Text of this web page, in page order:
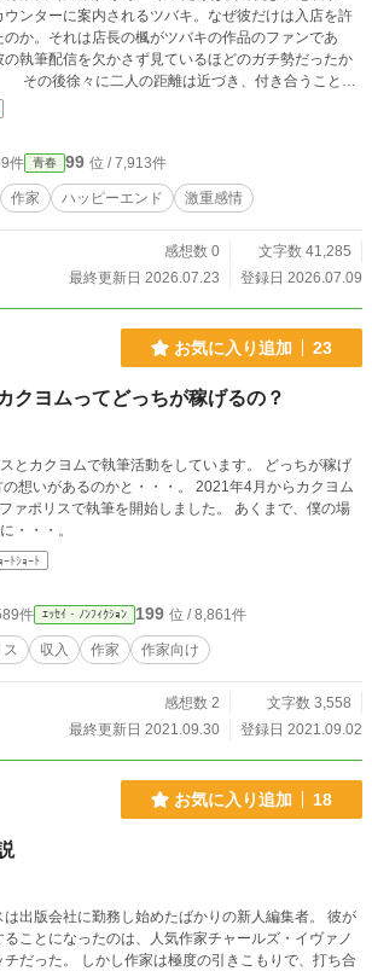
ウンターに案内されるツバキ。なぜ彼だけは入店を許
のか。それは店長の楓がツバキの作品のファンであ
の執筆配信を欠かさず見ているほどのガチ勢だったか
その後徐々に二人の距離は近づき、付き合うことに
しかし……楓の愛は重すぎて、ヤンデレ化してしま
の重すぎる愛を、ツバキはあっ
受け入れ、二人はさらに深い関係へと堕ちていくのだ
った。 ※カクヨムでも連載しています。
件 青春 99 位 / 7,913件
作家 ハッピーエンド 激重感情
感想数 0
文字数 41,285
最終更新日 2026.07.23
登録日 2026.07.09
お気に入り追加 23
クヨムってどっちが稼げるの？
とカクヨムで執筆活動をしています。 どっちが稼げ
で執筆を開始しました。 あくまで、僕の場
・・・。
ｰﾄｼｮｰﾄ
件 ｴｯｾｲ・ﾉﾝﾌｨｸｼｮﾝ 199 位 / 8,861件
ス 収入 作家 作家向け
感想数 2
文字数 3,558
最終更新日 2021.09.30
登録日 2021.09.02
お気に入り追加 18
は出版会社に勤務し始めたばかりの新人編集者。 彼が
ることになったのは、人気作家チャールズ・イヴァノ
し作家は極度の引きこもりで、打ち合